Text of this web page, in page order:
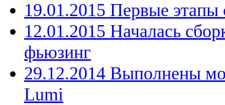
19.01.2015 Первые
12.01.2015 Началась
фьюзинг
29.12.2014 Выполнены
Lumi